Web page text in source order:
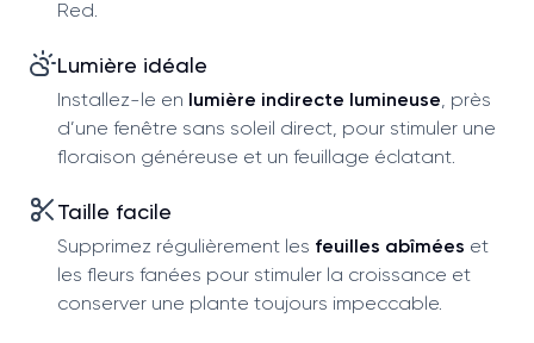
Red.
Lumière idéale
Installez-le en lumière indirecte lumineuse , près
d’une fenêtre sans soleil direct, pour stimuler une
floraison généreuse et un feuillage éclatant.
Taille facile
Supprimez régulièrement les feuilles abîmées et
les fleurs fanées pour stimuler la croissance et
conserver une plante toujours impeccable.